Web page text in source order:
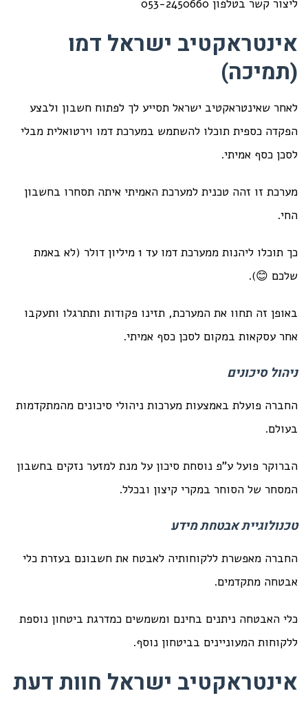
ליצור קשר בטלפון 053-2450660
אינטראקטיב ישראל דמו
(תמיכה)
לאחר שאינטראקטיב ישראל תסייע לך לפתוח חשבון ולבצע
הפקדה כספית תוכלו להשתמש במערכת דמו וירטואלית מבלי
לסכן כסף אמיתי.
מערכת זו זהה טכנית למערכת האמיתי איתה תסחרו בחשבון
החי.
כך תוכלו ליהנות ממערכת דמו עד 1 מיליון דולר (לא באמת
שלכם 😊).
באופן זה תחוו את המערכת, תזינו פקודות ותתרגלו ותעקבו
אחר עסקאות במקום לסכן כסף אמיתי.
ניהול סיכונים
החברה פועלת באמצעות מערכות ניהולי סיכונים מהמתקדמות
בעולם.
הברוקר פועל ע"פ נוסחת סיכון על מנת למזער נזקים בחשבון
המסחר של הסוחר במקרי קיצון ובכלל.
טכנולוגיית אבטחת מידע
החברה מאפשרת ללקוחותיה לאבטח את חשבונם בעזרת כלי
אבטחה מתקדמים.
כלי האבטחה ניתנים בחינם ומשמשים כמדרגת ביטחון נוספת
ללקוחות המעוניינים בביטחון נוסף.
אינטראקטיב ישראל חוות דעת